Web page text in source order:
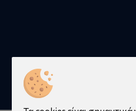
© 2026 aposto.gr |
qualityweb.gr